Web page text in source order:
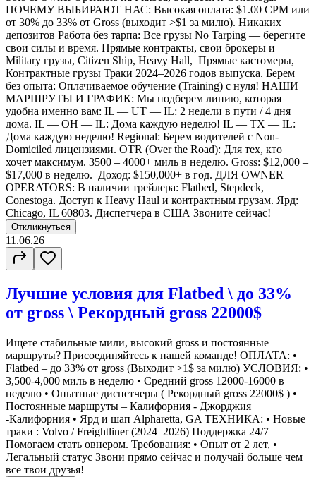
ПОЧЕМУ ВЫБИРАЮТ НАС: Высокая оплата: $1.00 CPM или
от 30% до 33% от Gross (выходит >$1 за милю). Никаких
депозитов Работа без тарпа: Все грузы No Tarping — берегите
свои силы и время. Прямые контракты, свои брокеры и
Military грузы, Citizen Ship, Heavy Hall, Прямые кастомеры,
Контрактные грузы Траки 2024–2026 годов выпуска. Берем
без опыта: Оплачиваемое обучение (Training) с нуля! НАШИ
МАРШРУТЫ И ГРАФИК: Мы подберем линию, которая
удобна именно вам: IL — UT — IL: 2 недели в пути / 4 дня
дома. IL — OH — IL: Дома каждую неделю! IL — TX — IL:
Дома каждую неделю! Regional: Берем водителей с Non-
Domiciled лицензиями. OTR (Over the Road): Для тех, кто
хочет максимум. 3500 – 4000+ миль в неделю. Gross: $12,000 –
$17,000 в неделю. Доход: $150,000+ в год. ДЛЯ OWNER
OPERATORS: В наличии трейлера: Flatbed, Stepdeck,
Conestoga. Доступ к Heavy Haul и контрактным грузам. Ярд:
Chicago, IL 60803. Диспетчера в США Звоните сейчас!
Откликнуться
11.06.26
Лучшие условия для Flatbed \ до 33%
от gross \ Рекордный gross 22000$
Ищете стабильные мили, высокий gross и постоянные
маршруты? Присоединяйтесь к нашей команде! ОПЛАТА: •
Flatbed – до 33% от gross (Выходит >1$ за милю) УСЛОВИЯ: •
3,500-4,000 миль в неделю • Средний gross 12000-16000 в
неделю • Опытные диспетчеры ( Рекордный gross 22000$ ) •
Постоянные маршруты – Калифорния - Джорджия
-Калифорния • Ярд и шап Alpharetta, GA ТЕХНИКА: • Новые
траки : Volvo / Freightliner (2024–2026) Поддержка 24/7
Помогаем стать овнером. Требования: • Опыт от 2 лет, •
Легальный статус Звони прямо сейчас и получай больше чем
все твои друзья!